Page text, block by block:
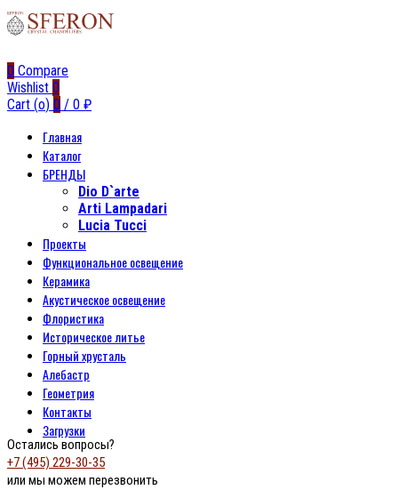
0 Compare
Wishlist 0
Cart (o) 0 / 0 ₽
Главная
Каталог
БРЕНДЫ
Dio D`arte
Arti Lampadari
Lucia Tucci
Проекты
Функциональное освещение
Керамика
Акустическое освещение
Флористика
Историческое литье
Горный хрусталь
Алебастр
Геометрия
Контакты
Загрузки
Остались вопросы?
+7 (495) 229-30-35
или мы можем перезвонить